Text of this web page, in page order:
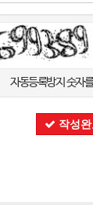
자동등록방지 숫자
작성